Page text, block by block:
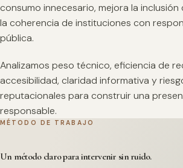
consumo innecesario, mejora la
la coherencia de instituciones con
pública.
Analizamos peso técnico, eficiencia de
accesibilidad, claridad informativa y
reputacionales para construir una
responsable.
MÉTODO DE TRABAJO
Un método claro para intervenir sin ruido.